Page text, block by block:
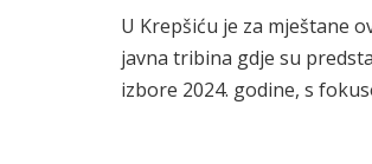
U Krepšiću je za mještane
javna tribina gdje su
izbore 2024. godine, s